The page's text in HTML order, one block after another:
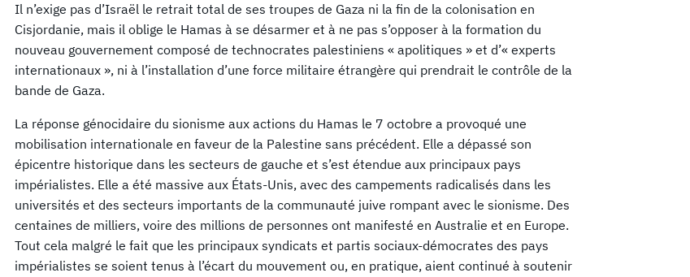
Il n’exige pas d’Israël le retrait total de ses troupes de Gaza ni la fin de la colonisation en
Cisjordanie, mais il oblige le Hamas à se désarmer et à ne pas s’opposer à la formation du
nouveau gouvernement composé de technocrates palestiniens « apolitiques » et d’« experts
internationaux », ni à l’installation d’une force militaire étrangère qui prendrait le contrôle de la
bande de Gaza.
La réponse génocidaire du sionisme aux actions du Hamas le 7 octobre a provoqué une
mobilisation internationale en faveur de la Palestine sans précédent. Elle a dépassé son
épicentre historique dans les secteurs de gauche et s’est étendue aux principaux pays
impérialistes. Elle a été massive aux États-Unis, avec des campements radicalisés dans les
universités et des secteurs importants de la communauté juive rompant avec le sionisme. Des
centaines de milliers, voire des millions de personnes ont manifesté en Australie et en Europe.
Tout cela malgré le fait que les principaux syndicats et partis sociaux-démocrates des pays
impérialistes se soient tenus à l’écart du mouvement ou, en pratique, aient continué à soutenir